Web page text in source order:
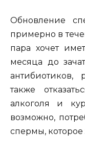
Обновление
примерно в
пара хочет
месяца до
антибиотиков,
также
алкоголя и
возможно,
спермы, которое